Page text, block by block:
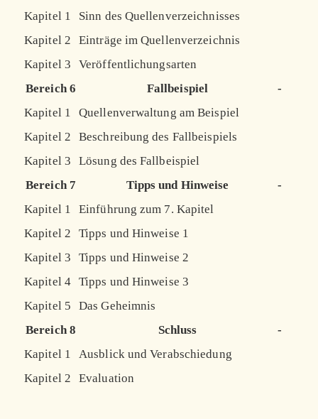
Kapitel 1
Sinn des Quellenverzeichnisses
Kapitel 2
Einträge im Quellenverzeichnis
Kapitel 3
Veröffentlichungsarten
Bereich 6
Fallbeispiel
-
Kapitel 1
Quellenverwaltung am Beispiel
Kapitel 2
Beschreibung des Fallbeispiels
Kapitel 3
Lösung des Fallbeispiel
Bereich 7
Tipps und Hinweise
-
Kapitel 1
Einführung zum 7. Kapitel
Kapitel 2
Tipps und Hinweise 1
Kapitel 3
Tipps und Hinweise 2
Kapitel 4 Tipps und Hinweise 3
Kapitel 5
Das Geheimnis
Bereich 8
Schluss
-
Kapitel 1
Ausblick und Verabschiedung
Kapitel 2
Evaluation